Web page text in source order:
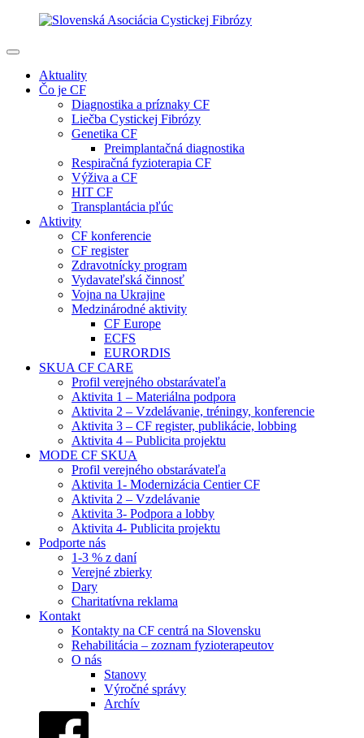
Aktuality
Čo je CF
Diagnostika a príznaky CF
Liečba Cystickej Fibrózy
Genetika CF
Preimplantačná diagnostika
Respiračná fyzioterapia CF
Výživa a CF
HIT CF
Transplantácia pľúc
Aktivity
CF konferencie
CF register
Zdravotnícky program
Vydavateľská činnosť
Vojna na Ukrajine
Medzinárodné aktivity
CF Europe
ECFS
EURORDIS
SKUA CF CARE
Profil verejného obstarávateľa
Aktivita 1 – Materiálna podpora
Aktivita 2 – Vzdelávanie, tréningy, konferencie
Aktivita 3 – CF register, publikácie, lobbing
Aktivita 4 – Publicita projektu
MODE CF SKUA
Profil verejného obstarávateľa
Aktivita 1- Modernizácia Centier CF
Aktivita 2 – Vzdelávanie
Aktivita 3- Podpora a lobby
Aktivita 4- Publicita projektu
Podporte nás
1-3 % z daní
Verejné zbierky
Dary
Charitatívna reklama
Kontakt
Kontakty na CF centrá na Slovensku
Rehabilitácia – zoznam fyzioterapeutov
O nás
Stanovy
Výročné správy
Archív